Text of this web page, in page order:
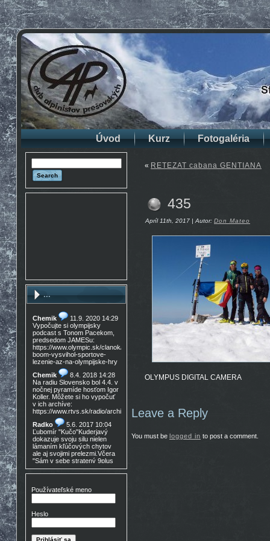
Úvod Kurz Fotogaléria
...
Chemik
11.9. 2020 14:29
Vypočujte si olympijsky
podcast s Tonom Pacekom,
predsedom JAMESu:
https://www.olympic.sk/clanok/celosvetovy-
boom-vysvihol-sportove-
lezenie-az-na-olympijske-hry
Chemik
8.4. 2018 14:28
Na radiu Slovensko bol 4.4. v
nočnej pyramíde hosťom Igor
Koller. Môžete si ho vypočuť
v ich archíve:
https://www.rtvs.sk/radio/archiv/11436/902144
Radko
5.6. 2017 10:04
Ľubomír "Kučo"Kuderjavý
dokazuje svoju silu nielen
lámaním kľúčových chytov
ale aj svojimi prelezmi.Včera
"Sám v sebe stratený 9plus
,!Gratulácia!!!
15:30
Nedocenený Prešovský
lezec známy tiež ako Lajoš
Morales predá lezečky, nové
v krabici, nepoužité,
zľava nech nejem 90eur
Používateľské meno
Heslo
« RETEZAT cabana GENTIANA
435
Apríl 11th, 2017 | Autor: Don Mateo
OLYMPUS DIGITAL CAMERA
Leave a Reply
You must be logged in to post a comment.